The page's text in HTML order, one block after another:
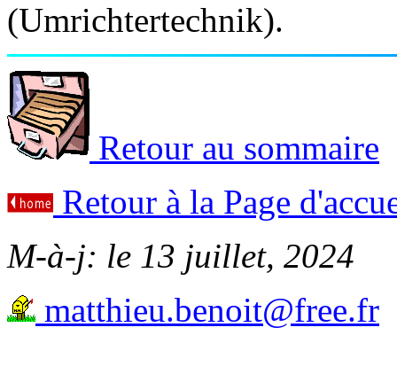
(Umrichtertechnik).
Retour au sommaire
Retour à la Page
M-à-j: le 13 juillet, 2024
matthieu.benoit@free.fr